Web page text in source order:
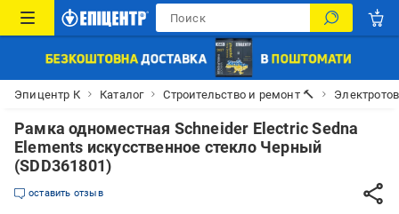
Эпицентр К Каталог Строительство и ремонт 🔨
Рамка одноместная Schneider Electric Sedna
Elements искусственное стекло Черный
(SDD361801)
оставить отзыв